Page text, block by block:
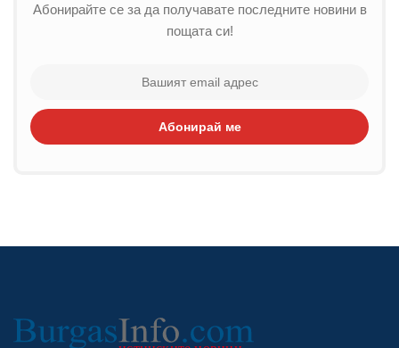
Абонирайте се за да получавате последните новини в
пощата си!
Абонирай ме